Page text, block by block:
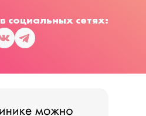
социальных сетях: